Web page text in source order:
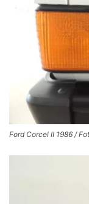
Ford Corcel II 1986 /